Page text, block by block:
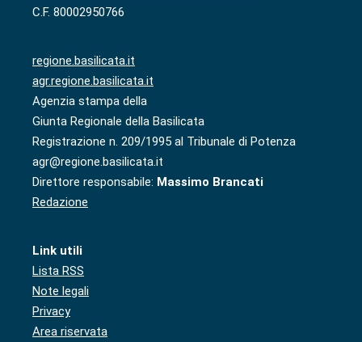
C.F. 80002950766
regione.basilicata.it
agr.regione.basilicata.it
Agenzia stampa della
Giunta Regionale della Basilicata
Registrazione n. 209/1995 al Tribunale di Potenza
agr@regione.basilicata.it
Direttore responsabile: Massimo Brancati
Redazione
Link utili
Lista RSS
Note legali
Privacy
Area riservata